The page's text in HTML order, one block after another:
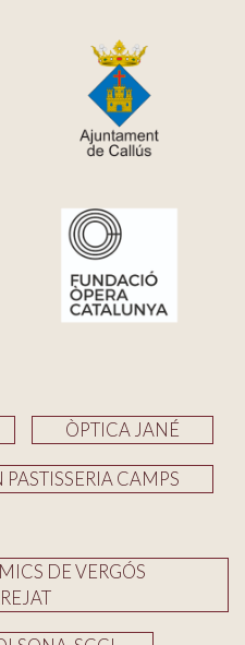
ÒPTICA JANÉ
PASTISSERIA CAMPS
DE VERGÓS